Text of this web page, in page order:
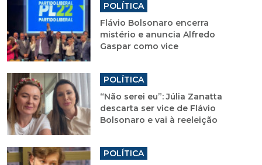
POLÍTICA
Flávio Bolsonaro encerra
mistério e anuncia Alfredo
Gaspar como vice
POLÍTICA
“Não serei eu”: Júlia Zanatta
descarta ser vice de Flávio
Bolsonaro e vai à reeleição
POLÍTICA